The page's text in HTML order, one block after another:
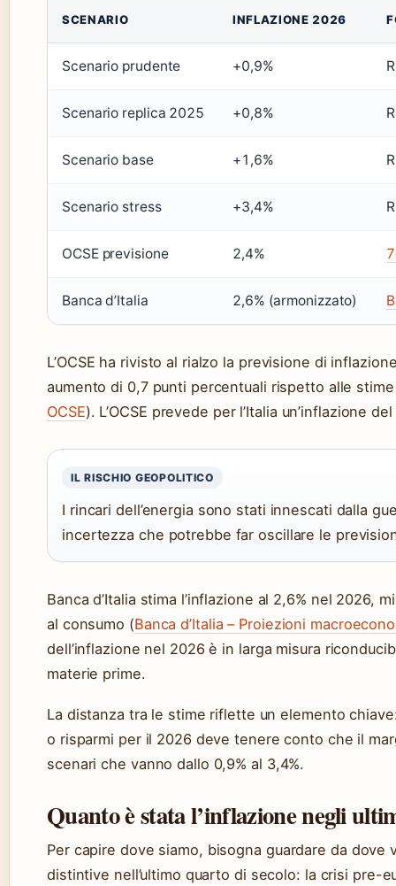
SCENARIO INFLAZIONE 2026
Scenario prudente +0,9%
Scenario replica 2025 +0,8%
Scenario base +1,6%
Scenario stress +3,4%
OCSE previsione 2,4%
Banca d’Italia 2,6% (armonizzato)
L’OCSE ha rivisto al rialzo la previsione di
aumento di 0,7 punti percentuali rispetto alle
OCSE). L’OCSE prevede per l’Italia un’inflazione
IL RISCHIO GEOPOLITICO
I rincari dell’energia sono stati innescati dalla
incertezza che potrebbe far oscillare le
Banca d’Italia stima l’inflazione al 2,6% nel 2026,
al consumo (Banca d’Italia – Proiezioni
dell’inflazione nel 2026 è in larga misura
materie prime.
La distanza tra le stime riflette un elemento
o risparmi per il 2026 deve tenere conto che il
scenari che vanno dallo 0,9% al 3,4%.
Quanto è stata l’inflazione negli
Per capire dove siamo, bisogna guardare da dove
distintive nell’ultimo quarto di secolo: la crisi pre-